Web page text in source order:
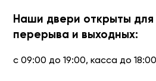
Наши двери открыты для
перерыва и выходных:
с 09:00 до 19:00, касса до 18:00